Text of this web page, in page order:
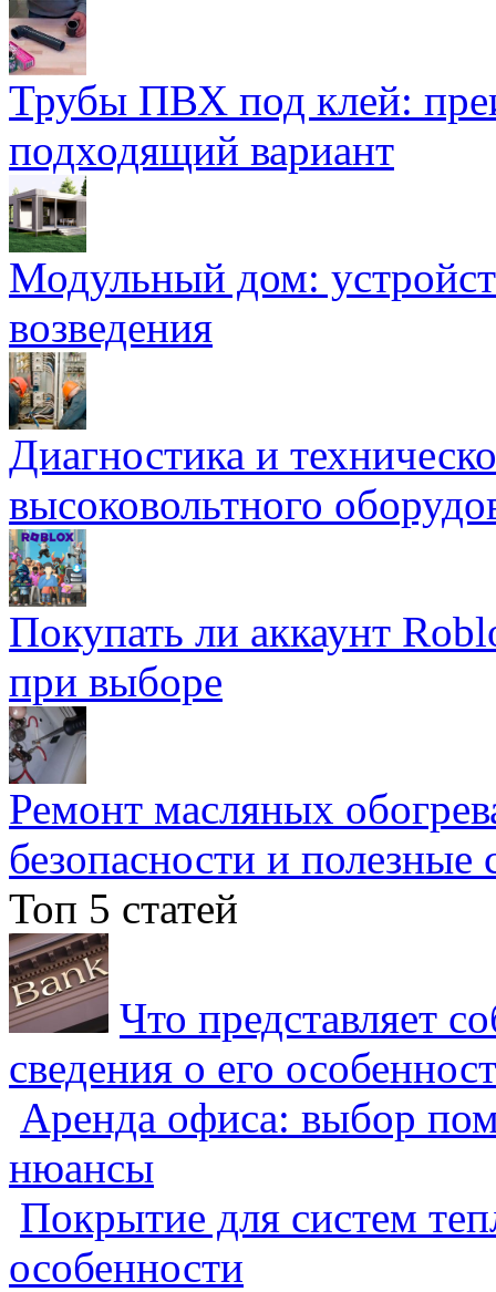
Трубы ПВХ под клей:
подходящий вариант
Модульный дом:
возведения
Диагностика и
высоковольтного
Покупать ли аккаунт
при выборе
Ремонт масляных
безопасности и полезные
Топ 5 статей
Что представляет
сведения о его
Аренда офиса: выбор
нюансы
Покрытие для систем
особенности